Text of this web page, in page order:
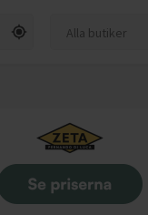
Alla butiker